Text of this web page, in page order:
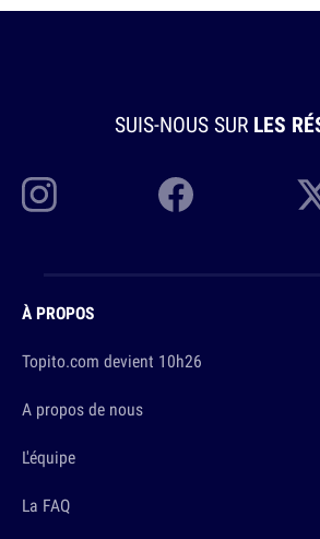
SUIS-NOUS SUR LES
À PROPOS
Topito.com devient 10h26
A propos de nous
L'équipe
La FAQ